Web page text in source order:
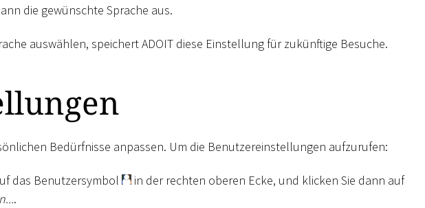
die gewünschte Sprache aus.
auswählen, speichert ADOIT diese Einstellung für zukünftige Besuche.
Bedürfnisse anpassen. Um die Benutzereinstellungen aufzurufen:
das Benutzersymbol
in der rechten oberen Ecke, und klicken Sie dann auf
.